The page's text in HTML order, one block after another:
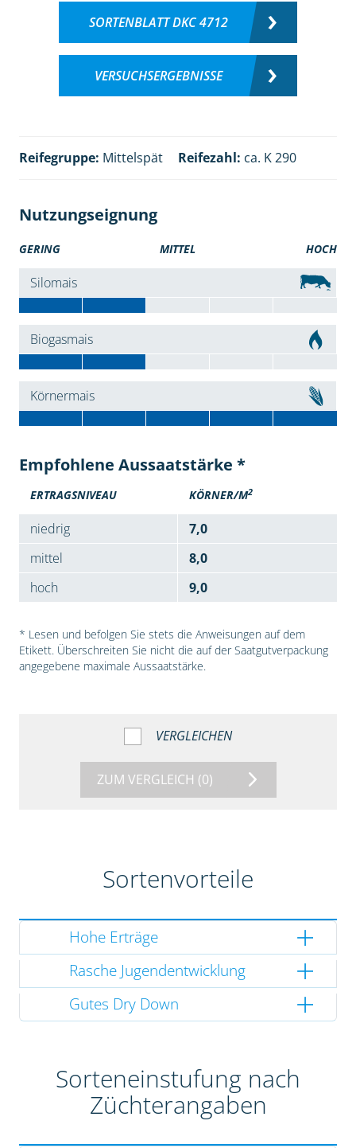
SORTENBLATT DKC 4712
VERSUCHSERGEBNISSE
Reifegruppe: Mittelspät Reifezahl: ca. K 290
Nutzungseignung
GERING MITTEL HOCH
Silomais
Biogasmais
Körnermais
Empfohlene Aussaatstärke *
ERTRAGSNIVEAU KÖRNER/M2
niedrig
7,0
mittel
8,0
hoch
9,0
* Lesen und befolgen Sie stets die Anweisungen auf dem
Etikett. Überschreiten Sie nicht die auf der Saatgutverpackung
angegebene maximale Aussaatstärke.
VERGLEICHEN
ZUM VERGLEICH (0)
Sortenvorteile
Hohe Erträge
Rasche Jugendentwicklung
Gutes Dry Down
Sorteneinstufung nach
Züchterangaben